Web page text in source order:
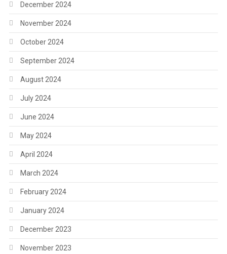
December 2024
November 2024
October 2024
September 2024
August 2024
July 2024
June 2024
May 2024
April 2024
March 2024
February 2024
January 2024
December 2023
November 2023